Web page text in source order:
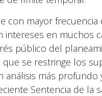
mayor frecuencia
en muchos
público del
se restringe los
más profundo
Sentencia de la